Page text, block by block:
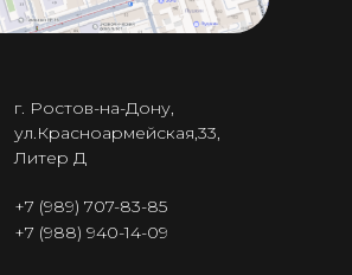
г. Ростов-на-Дону,
ул.Красноармейская,33,
Литер Д
+7 (989) 707-83-85
+7 (988) 940-14-09